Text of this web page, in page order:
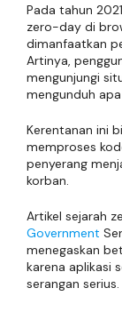
Pada tahun
zero-day di
dimanfaatkan
Artinya,
mengunjungi
mengunduh
Kerentanan ini
memproses
penyerang
korban.
Artikel sejarah
Government
menegaskan
karena aplikasi
serangan serius.